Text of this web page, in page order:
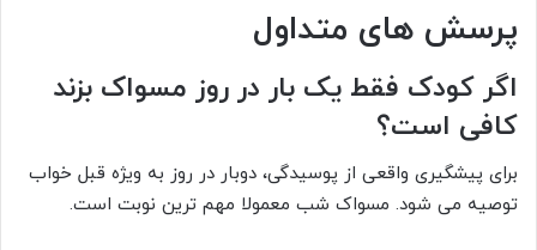
پرسش های متداول
اگر کودک فقط یک بار در روز مسواک بزند
کافی است؟
برای پیشگیری واقعی از پوسیدگی، دوبار در روز به ویژه قبل خواب
توصیه می شود. مسواک شب معمولا مهم ترین نوبت است.